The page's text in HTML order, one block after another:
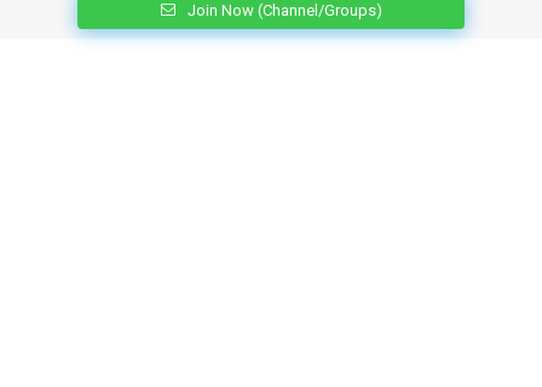
Join Now (Channel/Groups)